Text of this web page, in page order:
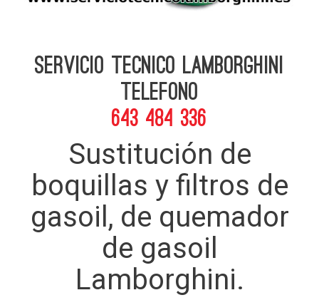
Servicio Tecnico Lamborghini
telefono
643 484 336
Sustitución de
boquillas y filtros de
gasoil, de quemador
de gasoil
Lamborghini.